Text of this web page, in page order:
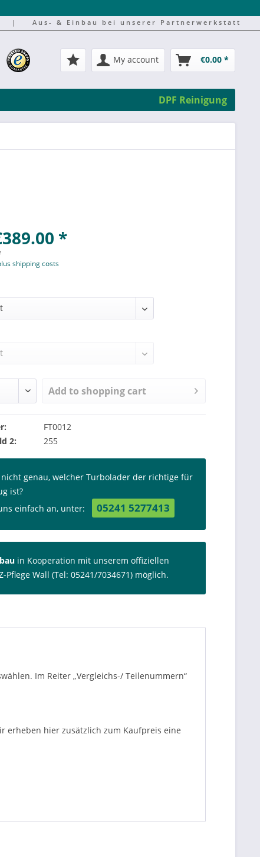
| Aus- & Einbau bei unserer Partnerwerkstatt
My account €0.00 *
DPF Reinigung
*
shipping costs
Add to shopping cart
FT0012
2:
255
nicht genau, welcher Turbolader der richtige für
ist?
einfach an, unter:
05241 5277413
in Kooperation mit unserem offiziellen
Pflege Wall (Tel: 05241/7034671) möglich.
Im Reiter „Vergleichs-/ Teilenummern“
erheben hier zusätzlich zum Kaufpreis eine